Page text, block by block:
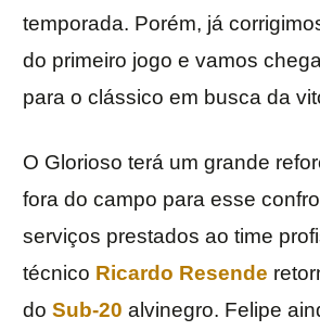
temporada. Porém, já
do primeiro jogo e vamos
para o clássico em busca da
O Glorioso terá um grande
fora do campo para esse
serviços prestados ao time
técnico Ricardo Resende
do Sub-20 alvinegro. Felipe